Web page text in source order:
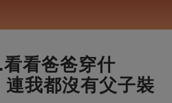
看爸爸穿什
我都沒有父子裝